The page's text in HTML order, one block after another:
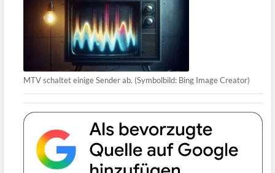
MTV schaltet einige Sender ab. (Symbolbild: Bing Image Creator)